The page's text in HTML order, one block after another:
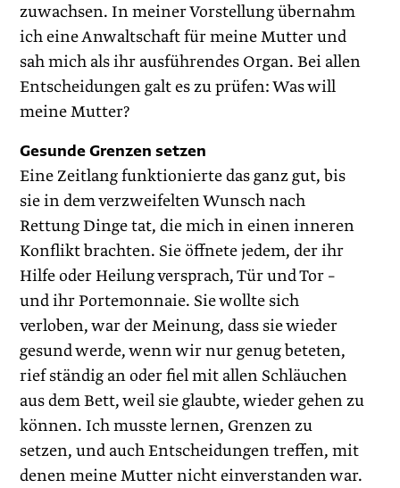
zuwachsen. In meiner Vorstellung übernahm
ich eine Anwaltschaft für meine Mutter und
sah mich als ihr ausführendes Organ. Bei allen
Entscheidungen galt es zu prüfen: Was will
meine Mutter?
Gesunde Grenzen setzen
Eine Zeitlang funktionierte das ganz gut, bis
sie in dem verzweifelten Wunsch nach
Rettung Dinge tat, die mich in einen inneren
Konflikt brachten. Sie öffnete jedem, der ihr
Hilfe oder Heilung versprach, Tür und Tor –
und ihr Portemonnaie. Sie wollte sich
verloben, war der Meinung, dass sie wieder
gesund werde, wenn wir nur genug beteten,
rief ständig an oder fiel mit allen Schläuchen
aus dem Bett, weil sie glaubte, wieder gehen zu
können. Ich musste lernen, Grenzen zu
setzen, und auch Entscheidungen treffen, mit
denen meine Mutter nicht einverstanden war.